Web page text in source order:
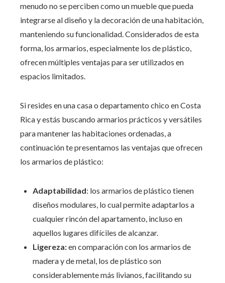
menudo no se perciben como un mueble que pueda
integrarse al diseño y la decoración de una habitación,
manteniendo su funcionalidad. Considerados de esta
forma, los armarios, especialmente los de plástico,
ofrecen múltiples ventajas para ser utilizados en
espacios limitados.
Si resides en una casa o departamento chico en Costa
Rica y estás buscando armarios prácticos y versátiles
para mantener las habitaciones ordenadas, a
continuación te presentamos las ventajas que ofrecen
los armarios de plástico:
Adaptabilidad: los armarios de plástico tienen
diseños modulares, lo cual permite adaptarlos a
cualquier rincón del apartamento, incluso en
aquellos lugares difíciles de alcanzar.
Ligereza:en comparación con los armarios de
madera y de metal, los de plástico son
considerablemente más livianos, facilitando su